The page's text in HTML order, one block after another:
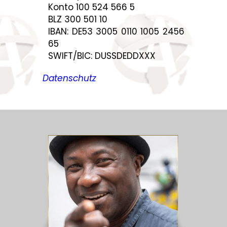
Konto 100 524 566 5
BLZ 300 501 10
IBAN: DE53 3005 0110 1005 2456
65
SWIFT/BIC: DUSSDEDDXXX
Datenschutz